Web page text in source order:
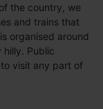
the country, we
and trains that
organised around
hilly. Public
visit any part of